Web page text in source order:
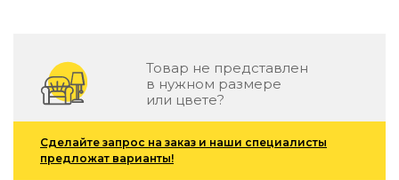
для террас
Террасные и фасадные системы
Биоклиматические перголы
Камень
Изделия из натурального мрамора и камня
Товар не представлен
в нужном размере
или цвете?
Сделайте запрос на заказ и наши специалисты
предложат варианты!